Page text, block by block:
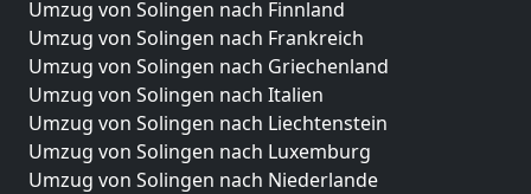
Umzug von Solingen nach Finnland
Umzug von Solingen nach Frankreich
Umzug von Solingen nach Griechenland
Umzug von Solingen nach Italien
Umzug von Solingen nach Liechtenstein
Umzug von Solingen nach Luxemburg
Umzug von Solingen nach Niederlande